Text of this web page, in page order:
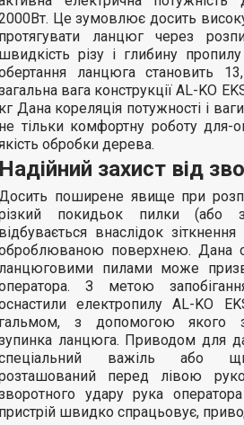
Це зумовлює досить високу
протягувати ланцюг через
швидкість різу і глибину
ланцюга становить
вага конструкції AL-KO
кг Дана кореляція потужності і
не тільки комфортну роботу для-
обробки дерева.
Надійний захист від
Досить поширене явище при
покидьок пилки (або
відбувається внаслідок
поверхнею. Дана
ланцюговими пилами може
З метою
електропилу AL-KO
гальмом, з допомогою якого
ланцюга. Приводом для
важіль або
перед лівою
удару рука
пристрій швидко спрацьовує,